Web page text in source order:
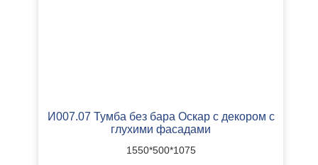
И007.07 Тумба без бара Оскар с декором с
глухими фасадами
1550*500*1075